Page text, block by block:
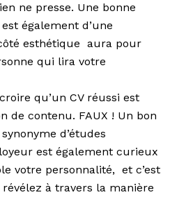
ne presse. Une bonne
également d’une
esthétique aura pour
qui lira votre
qu’un CV réussi est
de contenu. FAUX ! Un bon
d’études
est également curieux
votre personnalité, et c’est
à travers la manière